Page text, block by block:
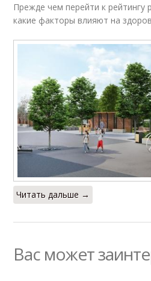
Прежде чем перейти к рейтингу
какие факторы влияют на
Читать дальше →
Вас может